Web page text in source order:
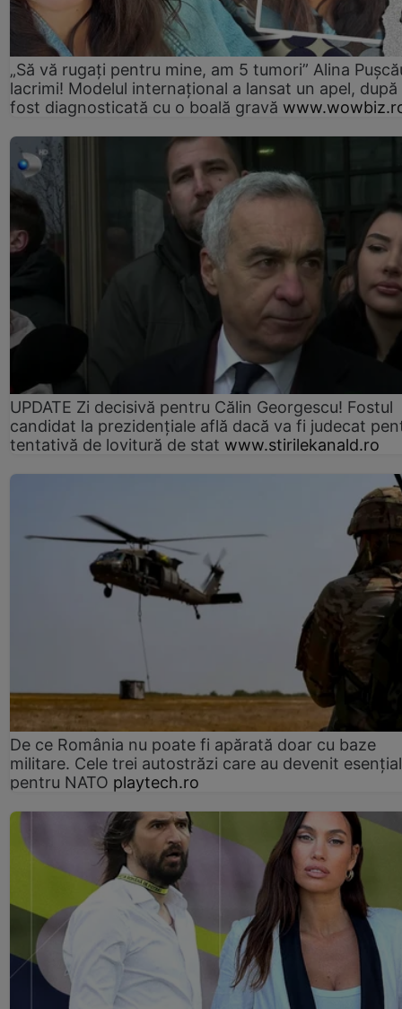
„Să vă rugați pentru mine, am 5 tumori” Alina
lacrimi! Modelul internațional a lansat un apel, după
fost diagnosticată cu o boală gravă
UPDATE Zi decisivă pentru Călin Georgescu! Fostul
candidat la prezidențiale află dacă va fi judecat
tentativă de lovitură de stat www.stirilekanald.ro
De ce România nu poate fi apărată doar cu baze
militare. Cele trei autostrăzi care au devenit
pentru NATO playtech.ro